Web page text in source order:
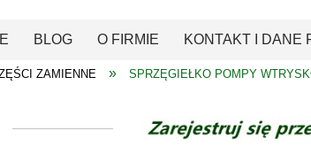
BLOG O FIRMIE KONTAKT I DANE
ZAMIENNE » SPRZĘGIEŁKO POMPY